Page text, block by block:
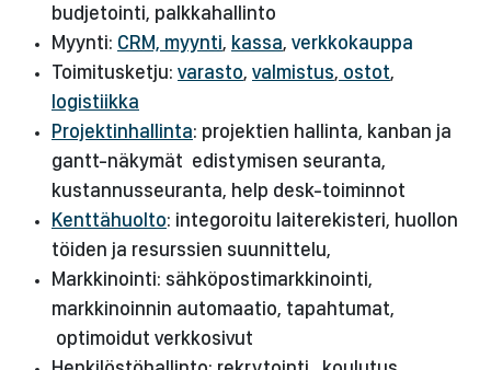
budjetointi, palkkahallinto
Myynti: CRM, myynti, kassa, verkkokauppa
Toimitusketju: varasto, valmistus, ostot,
logistiikka
Projektinhallinta: projektien hallinta, kanban ja
gantt-näkymät edistymisen seuranta,
kustannusseuranta, help desk-toiminnot
Kenttähuolto: integoroitu laiterekisteri, huollon
töiden ja resurssien suunnittelu,
Markkinointi: sähköpostimarkkinointi,
markkinoinnin automaatio, tapahtumat,
optimoidut verkkosivut